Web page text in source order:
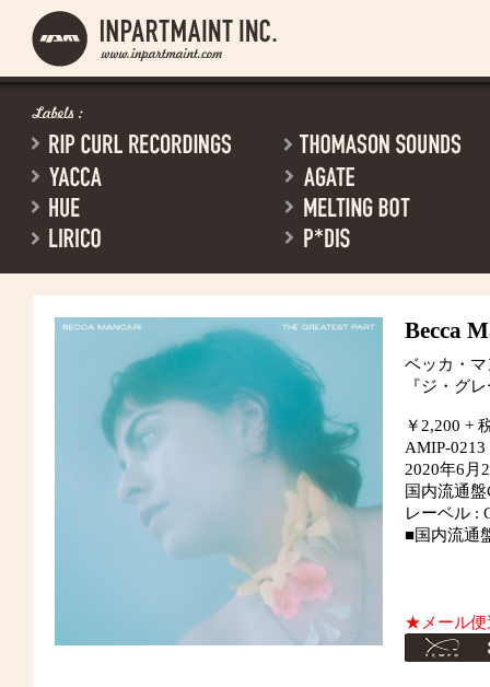
Becca
ベッカ・
『ジ・グ
￥2,200 +
AMIP-0213
2020年6月
国内流通盤
レーベル :
■国内流通
★メール